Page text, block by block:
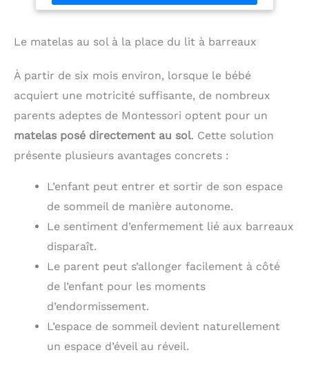
grand tapis en mousse pour bébé est geant
PLIABLE LAVABLE & RÉVERSIBLE Tapis sol bebe
double face, facile à transporter en exterieur grace
bébé Montessori qui stimule la psycho motricite et
le développement sensoriel de vos enfants grace à
ses différents designs.
Le matelas au sol à la place du lit à barreaux
À partir de six mois environ, lorsque le bébé
acquiert une motricité suffisante, de nombreux
parents adeptes de Montessori optent pour un
matelas posé directement au sol. Cette solution
présente plusieurs avantages concrets :
L’enfant peut entrer et sortir de son espace
de sommeil de manière autonome.
Le sentiment d’enfermement lié aux barreaux
disparaît.
Le parent peut s’allonger facilement à côté
de l’enfant pour les moments
d’endormissement.
L’espace de sommeil devient naturellement
un espace d’éveil au réveil.